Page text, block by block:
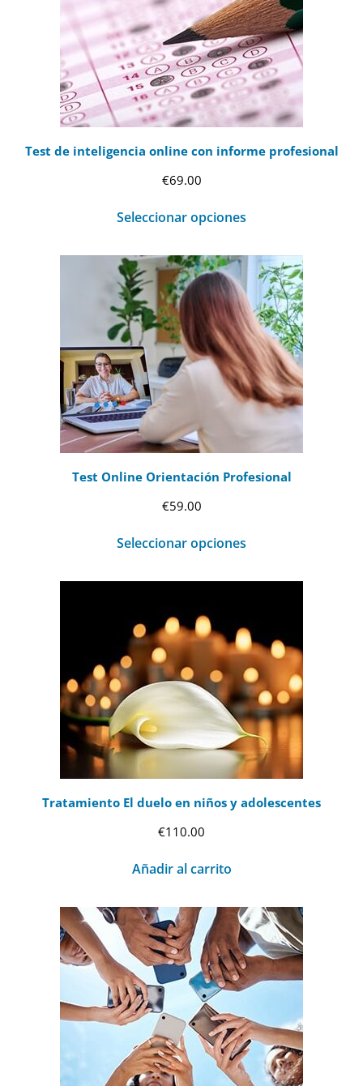
Test de inteligencia online con informe profesional
€69.00
Seleccionar opciones
Test Online Orientación Profesional
€59.00
Seleccionar opciones
Tratamiento El duelo en niños y adolescentes
€110.00
Añadir al carrito